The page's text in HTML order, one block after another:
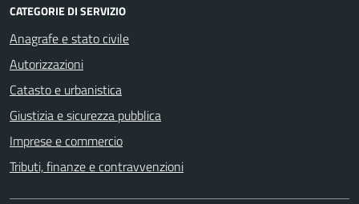
CATEGORIE DI SERVIZIO
Anagrafe e stato civile
Autorizzazioni
Catasto e urbanistica
Giustizia e sicurezza pubblica
Imprese e commercio
Tributi, finanze e contravvenzioni